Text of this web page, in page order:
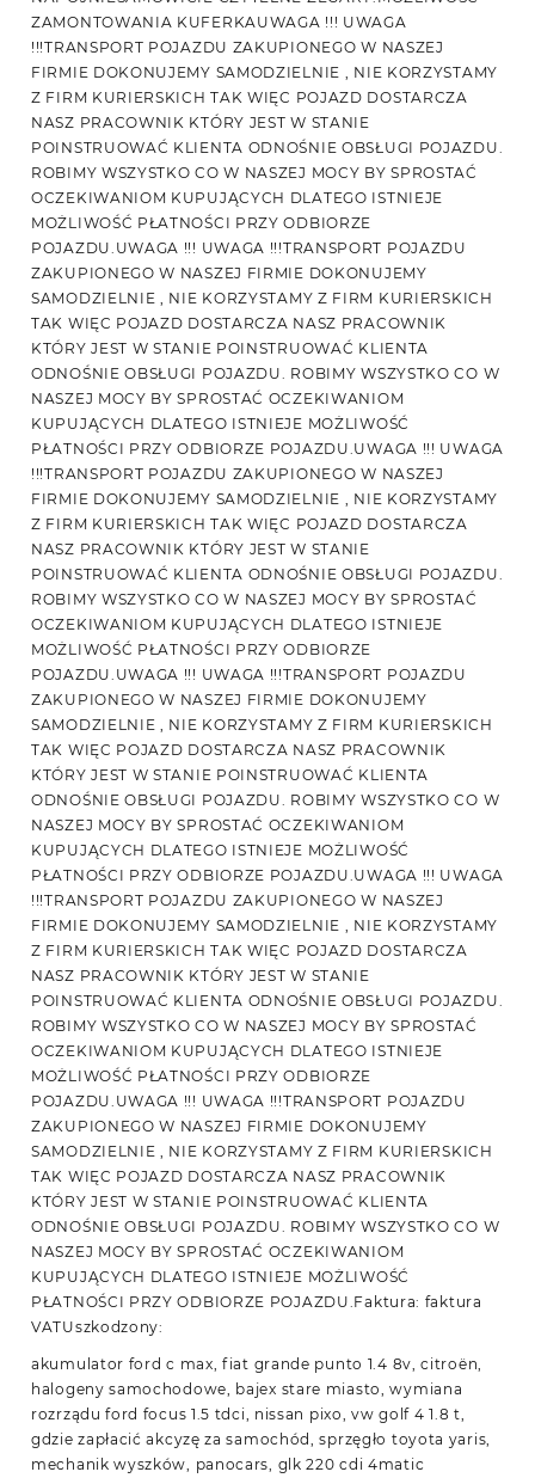
ZAMONTOWANIA KUFERKAUWAGA !!! UWAGA
!!!TRANSPORT POJAZDU ZAKUPIONEGO W NASZEJ
FIRMIE DOKONUJEMY SAMODZIELNIE , NIE KORZYSTAMY
Z FIRM KURIERSKICH TAK WIĘC POJAZD DOSTARCZA
NASZ PRACOWNIK KTÓRY JEST W STANIE
POINSTRUOWAĆ KLIENTA ODNOŚNIE OBSŁUGI POJAZDU.
ROBIMY WSZYSTKO CO W NASZEJ MOCY BY SPROSTAĆ
OCZEKIWANIOM KUPUJĄCYCH DLATEGO ISTNIEJE
MOŻLIWOŚĆ PŁATNOŚCI PRZY ODBIORZE
POJAZDU.UWAGA !!! UWAGA !!!TRANSPORT POJAZDU
ZAKUPIONEGO W NASZEJ FIRMIE DOKONUJEMY
SAMODZIELNIE , NIE KORZYSTAMY Z FIRM KURIERSKICH
TAK WIĘC POJAZD DOSTARCZA NASZ PRACOWNIK
KTÓRY JEST W STANIE POINSTRUOWAĆ KLIENTA
ODNOŚNIE OBSŁUGI POJAZDU. ROBIMY WSZYSTKO CO W
NASZEJ MOCY BY SPROSTAĆ OCZEKIWANIOM
KUPUJĄCYCH DLATEGO ISTNIEJE MOŻLIWOŚĆ
PŁATNOŚCI PRZY ODBIORZE POJAZDU.UWAGA !!! UWAGA
!!!TRANSPORT POJAZDU ZAKUPIONEGO W NASZEJ
FIRMIE DOKONUJEMY SAMODZIELNIE , NIE KORZYSTAMY
Z FIRM KURIERSKICH TAK WIĘC POJAZD DOSTARCZA
NASZ PRACOWNIK KTÓRY JEST W STANIE
POINSTRUOWAĆ KLIENTA ODNOŚNIE OBSŁUGI POJAZDU.
ROBIMY WSZYSTKO CO W NASZEJ MOCY BY SPROSTAĆ
OCZEKIWANIOM KUPUJĄCYCH DLATEGO ISTNIEJE
MOŻLIWOŚĆ PŁATNOŚCI PRZY ODBIORZE
POJAZDU.UWAGA !!! UWAGA !!!TRANSPORT POJAZDU
ZAKUPIONEGO W NASZEJ FIRMIE DOKONUJEMY
SAMODZIELNIE , NIE KORZYSTAMY Z FIRM KURIERSKICH
TAK WIĘC POJAZD DOSTARCZA NASZ PRACOWNIK
KTÓRY JEST W STANIE POINSTRUOWAĆ KLIENTA
ODNOŚNIE OBSŁUGI POJAZDU. ROBIMY WSZYSTKO CO W
NASZEJ MOCY BY SPROSTAĆ OCZEKIWANIOM
KUPUJĄCYCH DLATEGO ISTNIEJE MOŻLIWOŚĆ
PŁATNOŚCI PRZY ODBIORZE POJAZDU.UWAGA !!! UWAGA
!!!TRANSPORT POJAZDU ZAKUPIONEGO W NASZEJ
FIRMIE DOKONUJEMY SAMODZIELNIE , NIE KORZYSTAMY
Z FIRM KURIERSKICH TAK WIĘC POJAZD DOSTARCZA
NASZ PRACOWNIK KTÓRY JEST W STANIE
POINSTRUOWAĆ KLIENTA ODNOŚNIE OBSŁUGI POJAZDU.
ROBIMY WSZYSTKO CO W NASZEJ MOCY BY SPROSTAĆ
OCZEKIWANIOM KUPUJĄCYCH DLATEGO ISTNIEJE
MOŻLIWOŚĆ PŁATNOŚCI PRZY ODBIORZE
POJAZDU.UWAGA !!! UWAGA !!!TRANSPORT POJAZDU
ZAKUPIONEGO W NASZEJ FIRMIE DOKONUJEMY
SAMODZIELNIE , NIE KORZYSTAMY Z FIRM KURIERSKICH
TAK WIĘC POJAZD DOSTARCZA NASZ PRACOWNIK
KTÓRY JEST W STANIE POINSTRUOWAĆ KLIENTA
ODNOŚNIE OBSŁUGI POJAZDU. ROBIMY WSZYSTKO CO W
NASZEJ MOCY BY SPROSTAĆ OCZEKIWANIOM
KUPUJĄCYCH DLATEGO ISTNIEJE MOŻLIWOŚĆ
PŁATNOŚCI PRZY ODBIORZE POJAZDU.Faktura: faktura
VATUszkodzony:
akumulator ford c max, fiat grande punto 1.4 8v, citroën,
halogeny samochodowe, bajex stare miasto, wymiana
rozrządu ford focus 1.5 tdci, nissan pixo, vw golf 4 1.8 t,
gdzie zapłacić akcyzę za samochód, sprzęgło toyota yaris,
mechanik wyszków, panocars, glk 220 cdi 4matic